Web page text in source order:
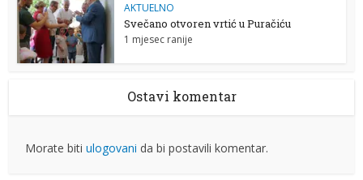
AKTUELNO
Svečano otvoren vrtić u Puračiću
1 mjesec ranije
Ostavi komentar
Morate bitiulogovani da bi postavili komentar.